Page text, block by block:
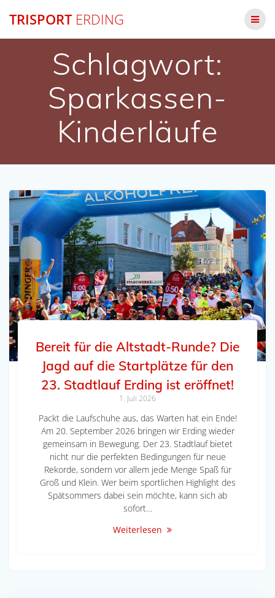
TRISPORTERDING
Schlagwort:
Sparkassen-
Kinderläufe
Bereit für die Altstadt-Runde? Die
Jagd auf die Startplätze für den
23. Stadtlauf Erding ist eröffnet!
1. Juli 2026
Packt die Laufschuhe aus, das Warten hat ein Ende!
Am 20. September 2026 bringen wir Erding wieder
gemeinsam in Bewegung. Der 23. Stadtlauf bietet
nicht nur die perfekten Bedingungen für neue
Rekorde, sondern vor allem jede Menge Spaß für
Groß und Klein. Wer beim sportlichen Highlight des
Spätsommers dabei sein möchte, kann sich ab
sofort…
Weiterlesen